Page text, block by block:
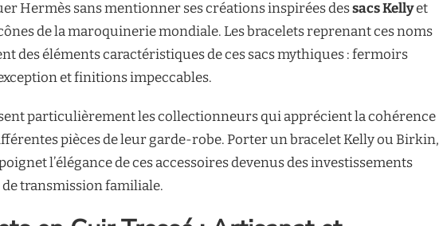
Hermès sans mentionner ses créations inspirées dessacs Kellyet
de la maroquinerie mondiale. Les bracelets reprenant ces noms
des éléments caractéristiques de ces sacs mythiques : fermoirs
et finitions impeccables.
particulièrement les collectionneurs qui apprécient la cohérence
pièces de leur garde-robe. Porter un bracelet Kelly ou Birkin,
l’élégance de ces accessoires devenus des investissements
de transmission familiale.